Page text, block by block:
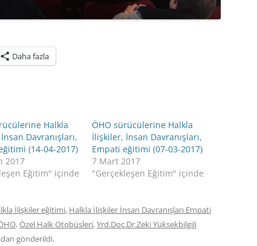
Daha fazla
Halkla
Davranışları,
(14-04-2017)
2017
Eğitim" içinde
ÖHO sürücülerine Halkla
İlişkiler, İnsan Davranışları,
Empati eğitimi (07-03-2017)
7 Mart 2017
"Gerçekleşen Eğitim" içinde
İlişkiler eğitimi, Halkla İlişkiler İnsan Davranışları Empati
,Özel Halk Otobüsleri,Yrd.Doç.Dr.Zeki Yüksekbilgili
gönderildi.